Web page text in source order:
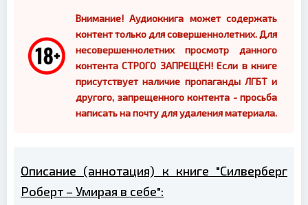
Внимание! Аудиокнига может содержать
контент только для совершеннолетних. Для
несовершеннолетних просмотр данного
контента СТРОГО ЗАПРЕЩЕН! Если в книге
присутствует наличие пропаганды ЛГБТ и
другого, запрещенного контента - просьба
написать на почту для удаления материала.
Описание (аннотация) к книге "Силверберг
Роберт – Умирая в себе":